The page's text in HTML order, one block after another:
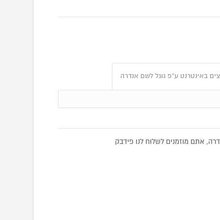
באינטרנט ע"פ גוגל לשם אנדרה
אתם מוזמנים לשלוח לנו פידבק